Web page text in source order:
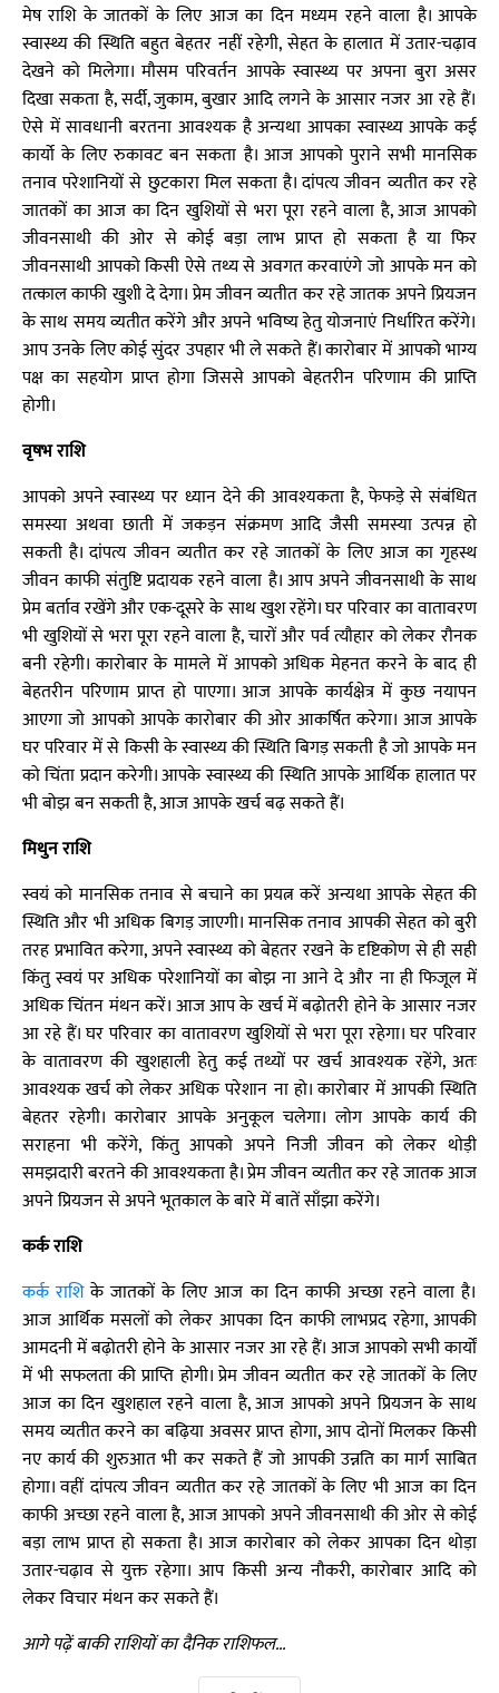
मेष राशि के जातकों के लिए आज का दिन मध्यम रहने वाला है। आपके
स्वास्थ्य की स्थिति बहुत बेहतर नहीं रहेगी, सेहत के हालात में उतार-चढ़ाव
देखने को मिलेगा। मौसम परिवर्तन आपके स्वास्थ्य पर अपना बुरा असर
दिखा सकता है, सर्दी, जुकाम, बुखार आदि लगने के आसार नजर आ रहे हैं।
ऐसे में सावधानी बरतना आवश्यक है अन्यथा आपका स्वास्थ्य आपके कई
कार्यो के लिए रुकावट बन सकता है। आज आपको पुराने सभी मानसिक
तनाव परेशानियों से छुटकारा मिल सकता है। दांपत्य जीवन व्यतीत कर रहे
जातकों का आज का दिन खुशियों से भरा पूरा रहने वाला है, आज आपको
जीवनसाथी की ओर से कोई बड़ा लाभ प्राप्त हो सकता है या फिर
जीवनसाथी आपको किसी ऐसे तथ्य से अवगत करवाएंगे जो आपके मन को
तत्काल काफी खुशी दे देगा। प्रेम जीवन व्यतीत कर रहे जातक अपने प्रियजन
के साथ समय व्यतीत करेंगे और अपने भविष्य हेतु योजनाएं निर्धारित करेंगे।
आप उनके लिए कोई सुंदर उपहार भी ले सकते हैं। कारोबार में आपको भाग्य
पक्ष का सहयोग प्राप्त होगा जिससे आपको बेहतरीन परिणाम की प्राप्ति
होगी।
वृषभ राशि
आपको अपने स्वास्थ्य पर ध्यान देने की आवश्यकता है, फेफड़े से संबंधित
समस्या अथवा छाती में जकड़न संक्रमण आदि जैसी समस्या उत्पन्न हो
सकती है। दांपत्य जीवन व्यतीत कर रहे जातकों के लिए आज का गृहस्थ
जीवन काफी संतुष्टि प्रदायक रहने वाला है। आप अपने जीवनसाथी के साथ
प्रेम बर्ताव रखेंगे और एक-दूसरे के साथ खुश रहेंगे। घर परिवार का वातावरण
भी खुशियों से भरा पूरा रहने वाला है, चारों और पर्व त्यौहार को लेकर रौनक
बनी रहेगी। कारोबार के मामले में आपको अधिक मेहनत करने के बाद ही
बेहतरीन परिणाम प्राप्त हो पाएगा। आज आपके कार्यक्षेत्र में कुछ नयापन
आएगा जो आपको आपके कारोबार की ओर आकर्षित करेगा। आज आपके
घर परिवार में से किसी के स्वास्थ्य की स्थिति बिगड़ सकती है जो आपके मन
को चिंता प्रदान करेगी। आपके स्वास्थ्य की स्थिति आपके आर्थिक हालात पर
भी बोझ बन सकती है, आज आपके खर्च बढ़ सकते हैं।
मिथुन राशि
स्वयं को मानसिक तनाव से बचाने का प्रयत्न करें अन्यथा आपके सेहत की
स्थिति और भी अधिक बिगड़ जाएगी। मानसिक तनाव आपकी सेहत को बुरी
तरह प्रभावित करेगा, अपने स्वास्थ्य को बेहतर रखने के दृष्टिकोण से ही सही
किंतु स्वयं पर अधिक परेशानियों का बोझ ना आने दे और ना ही फिजूल में
अधिक चिंतन मंथन करें। आज आप के खर्च में बढ़ोतरी होने के आसार नजर
आ रहे हैं। घर परिवार का वातावरण खुशियों से भरा पूरा रहेगा। घर परिवार
के वातावरण की खुशहाली हेतु कई तथ्यों पर खर्च आवश्यक रहेंगे, अतः
आवश्यक खर्च को लेकर अधिक परेशान ना हो। कारोबार में आपकी स्थिति
बेहतर रहेगी। कारोबार आपके अनुकूल चलेगा। लोग आपके कार्य की
सराहना भी करेंगे, किंतु आपको अपने निजी जीवन को लेकर थोड़ी
समझदारी बरतने की आवश्यकता है। प्रेम जीवन व्यतीत कर रहे जातक आज
अपने प्रियजन से अपने भूतकाल के बारे में बातें साँझा करेंगे।
कर्क राशि
कर्क राशिके जातकों के लिए आज का दिन काफी अच्छा रहने वाला है।
आज आर्थिक मसलों को लेकर आपका दिन काफी लाभप्रद रहेगा, आपकी
आमदनी में बढ़ोतरी होने के आसार नजर आ रहे हैं। आज आपको सभी कार्यों
में भी सफलता की प्राप्ति होगी। प्रेम जीवन व्यतीत कर रहे जातकों के लिए
आज का दिन खुशहाल रहने वाला है, आज आपको अपने प्रियजन के साथ
समय व्यतीत करने का बढ़िया अवसर प्राप्त होगा, आप दोनों मिलकर किसी
नए कार्य की शुरुआत भी कर सकते हैं जो आपकी उन्नति का मार्ग साबित
होगा। वहीं दांपत्य जीवन व्यतीत कर रहे जातकों के लिए भी आज का दिन
काफी अच्छा रहने वाला है, आज आपको अपने जीवनसाथी की ओर से कोई
बड़ा लाभ प्राप्त हो सकता है। आज कारोबार को लेकर आपका दिन थोड़ा
उतार-चढ़ाव से युक्त रहेगा। आप किसी अन्य नौकरी, कारोबार आदि को
लेकर विचार मंथन कर सकते हैं।
आगे पढ़ें बाकी राशियों का दैनिक राशिफल...